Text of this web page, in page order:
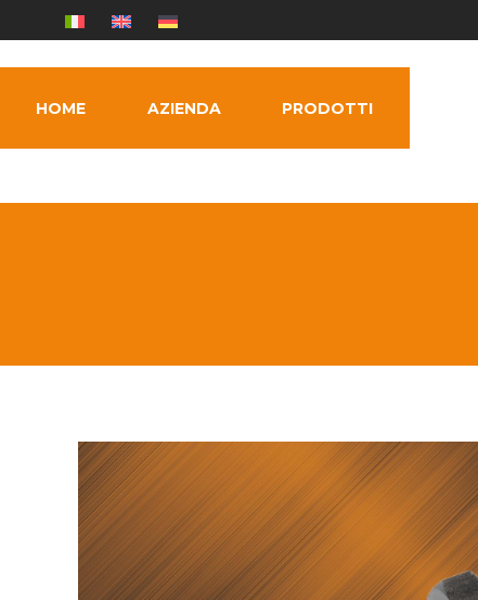
HOME AZIENDA PRODOTTI